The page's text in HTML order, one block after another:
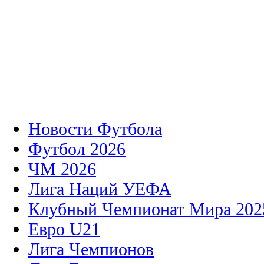
Новости Футбола
Футбол 2026
ЧМ 2026
Лига Наций УЕФА
Клубный Чемпионат Мира
Евро U21
Лига Чемпионов